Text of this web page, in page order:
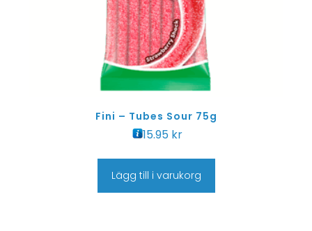
Fini – Tubes Sour 75g
15.95 kr
Lägg till i varukorg